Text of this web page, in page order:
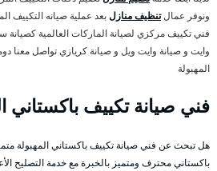
ونوفر عمالتنظيف منازلبعد عملية صيانه التكييف
فني تكييف مركزي لصيانة الماركات العالمية كصيانة
وايت و صيانة وايت ويل و صيانة كريازي تواصل معنا
المهبولة
فني صيانة تكييف باكستاني
هل تبحث عن فني صيانة تكييف باكستاني المهبولة
باكستاني محترف ومتميز بالخبرة مع خدمة التصليح